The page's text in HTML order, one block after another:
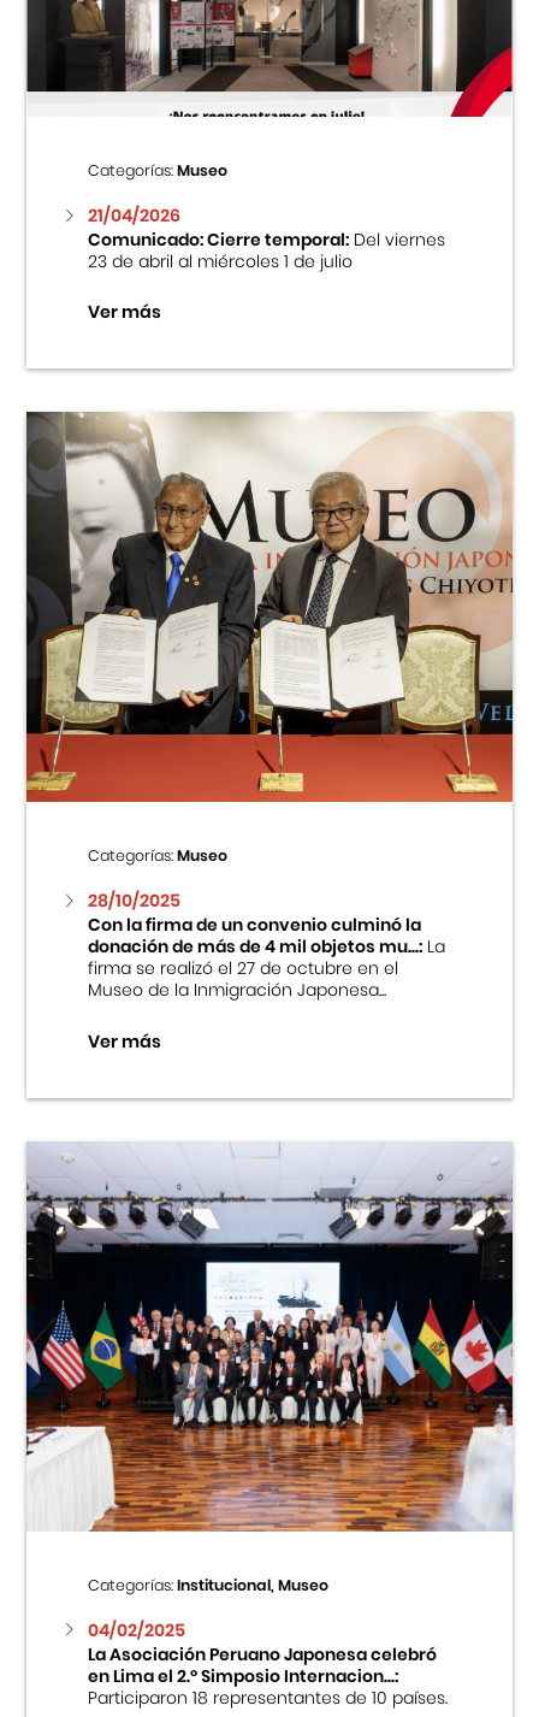
Centro Cultural Peruano Japonés
Museo de la Inmigración Japonesa
Fondo Editorial
Teatro Peruano Japonés
Categorías:Museo
21/04/2026
Comunicado: Cierre temporal:Del viernes
23 de abril al miércoles 1 de julio
Ver más
Categorías:Museo
28/10/2025
Con la firma de un convenio culminó la
donación de más de 4 mil objetos mu...:La
firma se realizó el 27 de octubre en el
Museo de la Inmigración Japonesa...
Ver más
Categorías:Institucional, Museo
04/02/2025
La Asociación Peruano Japonesa celebró
en Lima el 2.º Simposio Internacion...:
Participaron 18 representantes de 10 países.